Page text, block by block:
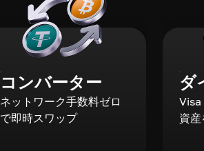
コンバーター
ネットワーク手数料ゼロ
で即時スワップ
ダ
資